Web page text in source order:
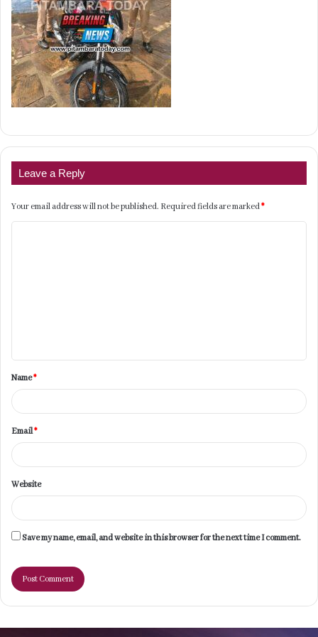
Leave a Reply
Your email address will not be published. Required fields are marked*
t
*Name*
Email*
Website
Save my name, email, and website in this browser for the next time I comment.